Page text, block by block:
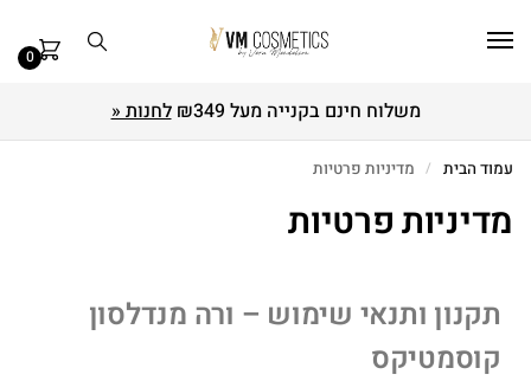
0
משלוח חינם בקנייה מעל ₪349 לחנות «
עמוד הבית / מדיניות פרטיות
מדיניות פרטיות
תקנון ותנאי שימוש – ורה מנדלסון
קוסמטיקס